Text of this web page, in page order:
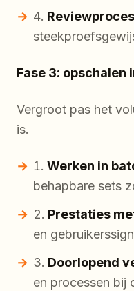
Fase 3: opschalen
Vergroot pas het
is.
Werken in
behapbare sets
Prestaties
en
Doorlopend
en processen bij